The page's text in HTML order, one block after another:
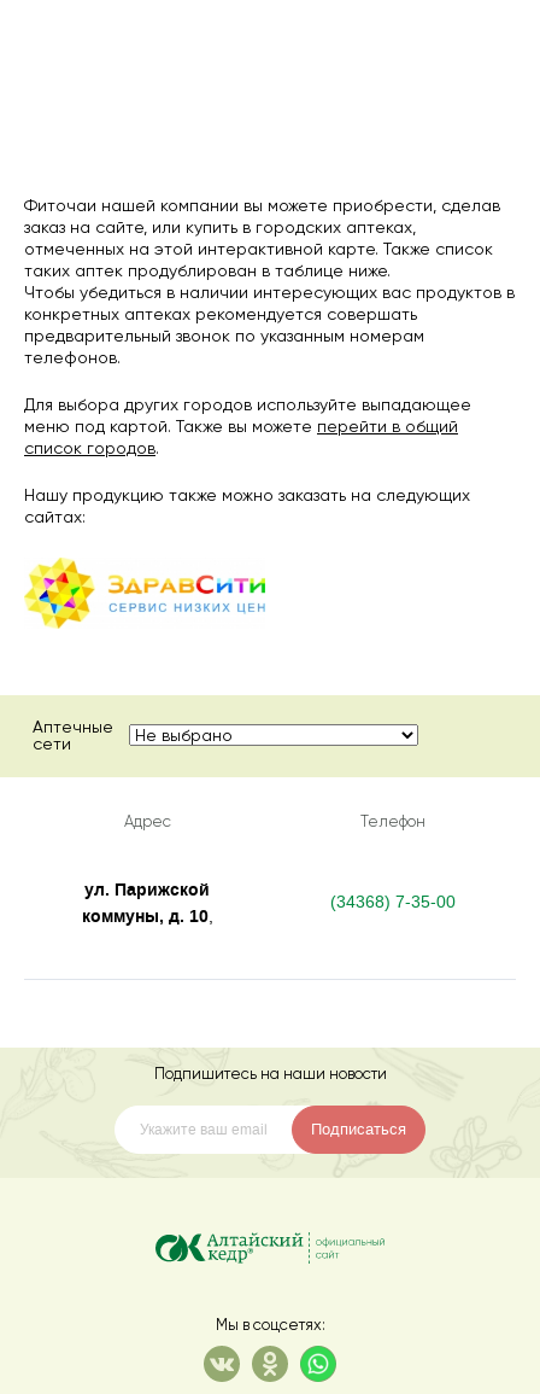
Фиточаи нашей компании вы можете приобрести, сделав
заказ на сайте, или купить в городских аптеках,
отмеченных на этой интерактивной карте. Также список
таких аптек продублирован в таблице ниже.
Чтобы убедиться в наличии интересующих вас продуктов в
конкретных аптеках рекомендуется совершать
предварительный звонок по указанным номерам
телефонов.
Для выбора других городов используйте выпадающее
меню под картой. Также вы можете перейти в общий
список городов.
Нашу продукцию также можно заказать на следующих
сайтах:
Аптечные
сети
Адрес Телефон
ул. Парижской
коммуны, д. 10,
(34368) 7-35-00
Подпишитесь на наши новости
Подписаться
Мы в соцсетях: